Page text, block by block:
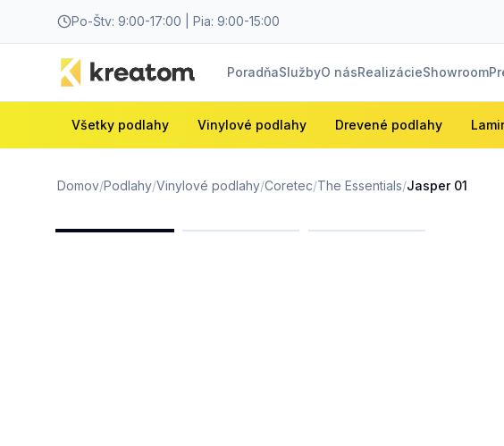
Po-Štv: 9:00-17:00 | Pia: 9:00-15:00
PoradňaSlužbyO násRealizácieShowroom
Všetky podlahy Vinylové podlahy Drevené podlahy
Domov/Podlahy/Vinylové podlahy/Coretec/The Essentials/Jasper 01